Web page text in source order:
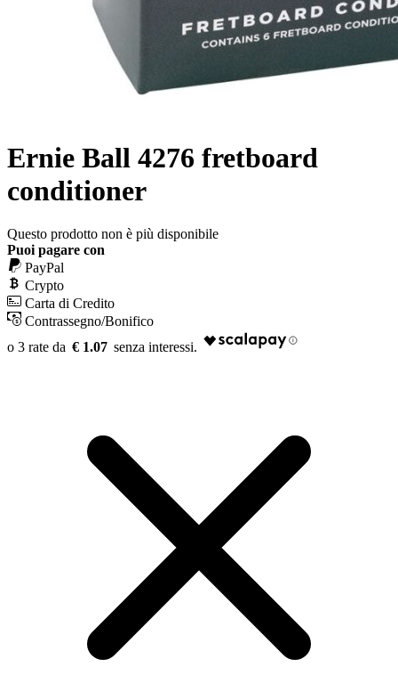
Ernie Ball 4276 fretboard
conditioner
Questo prodotto non è più disponibile
Puoi pagare con
PayPal
Crypto
Carta di Credito
Contrassegno/Bonifico
€ 1.07